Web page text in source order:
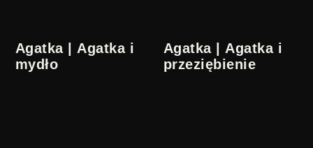
Agatka | Agatka i
mydło
Agatka | Agatka i
przeziębienie